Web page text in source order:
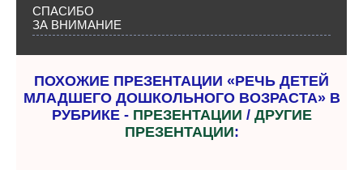
СПАСИБО
ЗА ВНИМАНИЕ
ПОХОЖИЕ ПРЕЗЕНТАЦИИ «РЕЧЬ ДЕТЕЙ
МЛАДШЕГО ДОШКОЛЬНОГО ВОЗРАСТА» В
РУБРИКЕ - ПРЕЗЕНТАЦИИ / ДРУГИЕ
ПРЕЗЕНТАЦИИ: